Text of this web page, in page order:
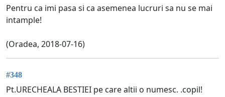
Pentru ca imi pasa si ca asemenea lucruri sa nu se mai
intample!
(Oradea, 2018-07-16)
#348
Pt.URECHEALA BESTIEI pe care altii o numesc. .copil!